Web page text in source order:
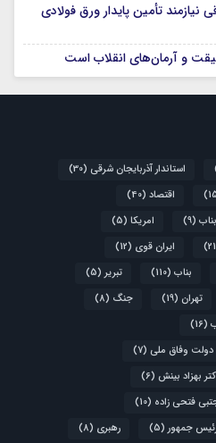
نیازمند تأمین پایدار ورق فولادی
و آرمان‌های انقلاب است
استاندار آذربایجان شرقی (30)
اقتصاد (40)
(9) امریکا (5)
ایران قوی (12)
بناب (110) تبریر(5)
تهران (19) جنگ (8)
(16)
دولت وفاق ملی (7)
بهزاد بینش (6)
فتحی زاده (10)
جمهور(5) رهبری (8)